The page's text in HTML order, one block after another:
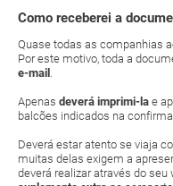
Como receberei a
Quase todas as companhias
Por este motivo, toda a
e-mail .
Apenas deverá imprimi-la e
balcões indicados na
Deverá estar atento se viaja
muitas delas exigem a
deverá realizar através do